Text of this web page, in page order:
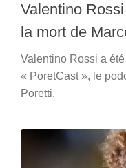
Valentino
la mort de
Valentino Rossi a
« PoretCast », le
Poretti.